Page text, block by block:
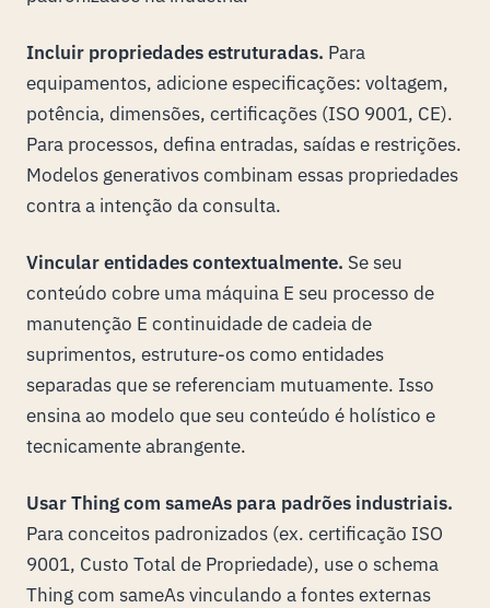
Incluir propriedades estruturadas. Para
equipamentos, adicione especificações: voltagem,
potência, dimensões, certificações (ISO 9001, CE).
Para processos, defina entradas, saídas e restrições.
Modelos generativos combinam essas propriedades
contra a intenção da consulta.
Vincular entidades contextualmente. Se seu
conteúdo cobre uma máquina E seu processo de
manutenção E continuidade de cadeia de
suprimentos, estruture-os como entidades
separadas que se referenciam mutuamente. Isso
ensina ao modelo que seu conteúdo é holístico e
tecnicamente abrangente.
Usar Thing com sameAs para padrões industriais.
Para conceitos padronizados (ex. certificação ISO
9001, Custo Total de Propriedade), use o schema
Thing com sameAs vinculando a fontes externas